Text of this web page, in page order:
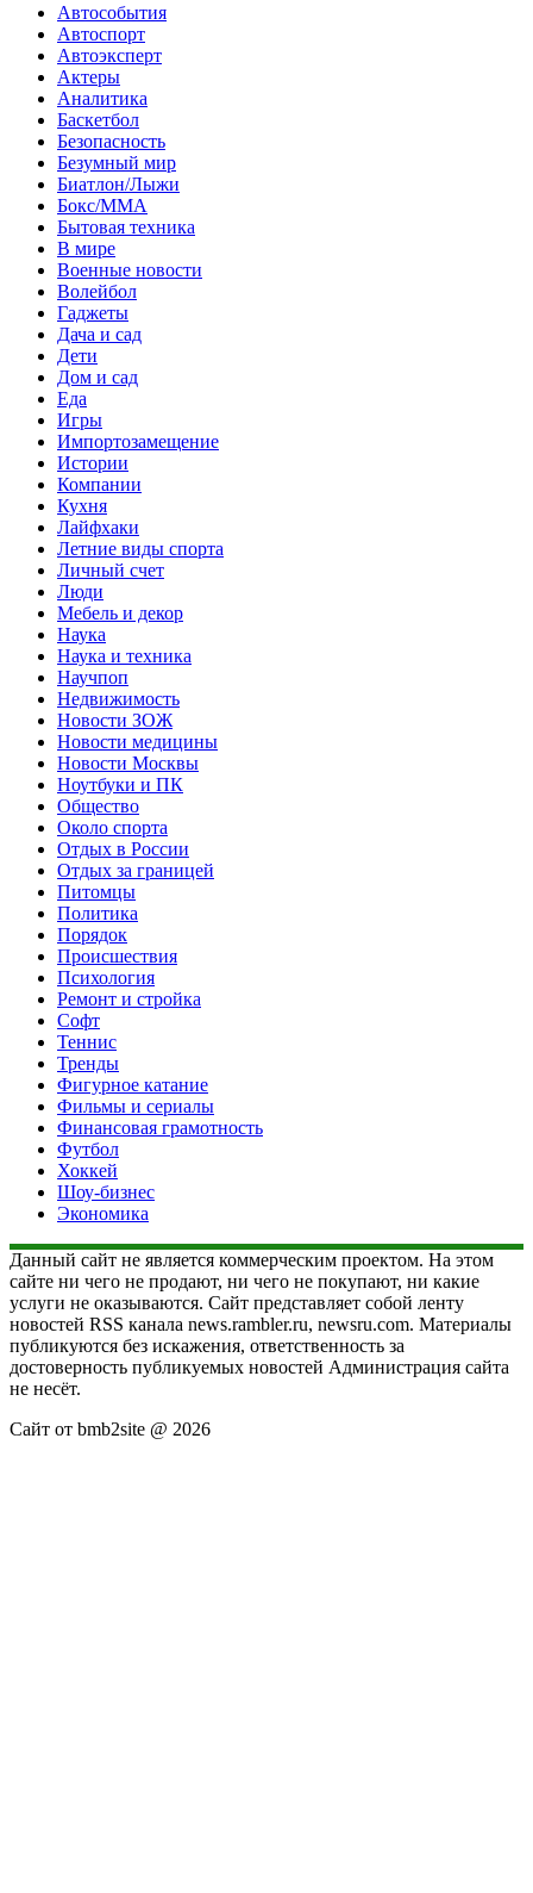
Автособытия
Автоспорт
Автоэксперт
Актеры
Аналитика
Баскетбол
Безопасность
Безумный мир
Биатлон/Лыжи
Бокс/MMA
Бытовая техника
В мире
Военные новости
Волейбол
Гаджеты
Дача и сад
Дети
Дом и сад
Еда
Игры
Импортозамещение
Истории
Компании
Кухня
Лайфхаки
Летние виды спорта
Личный счет
Люди
Мебель и декор
Наука
Наука и техника
Научпоп
Недвижимость
Новости ЗОЖ
Новости медицины
Новости Москвы
Ноутбуки и ПК
Общество
Около спорта
Отдых в России
Отдых за границей
Питомцы
Политика
Порядок
Происшествия
Психология
Ремонт и стройка
Софт
Теннис
Тренды
Фигурное катание
Фильмы и сериалы
Финансовая грамотность
Футбол
Хоккей
Шоу-бизнес
Экономика
Данный сайт не является коммерческим проектом. На этом
сайте ни чего не продают, ни чего не покупают, ни какие
услуги не оказываются. Сайт представляет собой ленту
новостей RSS канала news.rambler.ru, newsru.com. Материалы
публикуются без искажения, ответственность за
достоверность публикуемых новостей Администрация сайта
не несёт.
Сайт от bmb2site @ 2026